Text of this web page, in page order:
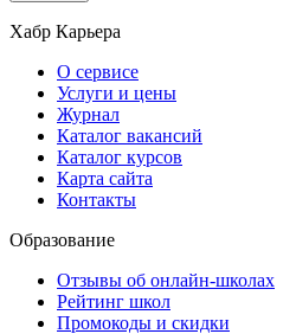
Хабр Карьера
О сервисе
Услуги и цены
Журнал
Каталог вакансий
Каталог курсов
Карта сайта
Контакты
Образование
Отзывы об онлайн-школах
Рейтинг школ
Промокоды и скидки